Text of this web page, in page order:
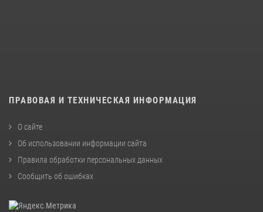
ПРАВОВАЯ И ТЕХНИЧЕСКАЯ ИНФОРМАЦИЯ
О сайте
Об использовании информации сайта
Правила обработки персональных данных
Сообщить об ошибках